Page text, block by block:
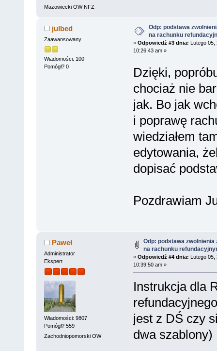
Mazowiecki OW NFZ
julbed
Zaawansowany
Wiadomości: 100
Pomógł? 0
Odp: podstawa
na rachunku
« Odpowiedź #3 dnia: Lutego 05,
10:26:43 am »
Dzięki,
chociaż nie
jak. Bo jak
i poprawę
wiedziałem
edytowania,
dopisać
Pozdrawiam
Paweł
Administrator
Ekspert
Wiadomości: 9807
Pomógł? 559
Zachodniopomorski OW
Odp: podstawa zwolnienia
na rachunku
« Odpowiedź #4 dnia: Lutego 05,
10:39:50 am »
Instrukcja dla
jest z DŚ czy
dwa szablony)